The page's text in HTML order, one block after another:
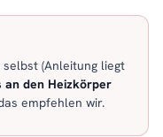
(Anleitung liegt
an den Heizkörper
empfehlen wir.